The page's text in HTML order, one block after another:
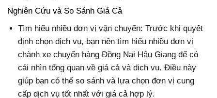
Nghiên Cứu và So Sánh Giá Cả
Tìm hiểu nhiều đơn vị vận chuyển: Trước khi quyết
định chọn dịch vụ, bạn nên tìm hiểu nhiều đơn vị
chành xe chuyển hàng Đồng Nai Hậu Giang để có
cái nhìn tổng quan về giá cả và dịch vụ. Điều này
giúp bạn có thể so sánh và lựa chọn đơn vị cung
cấp dịch vụ tốt nhất với giá cả hợp lý.